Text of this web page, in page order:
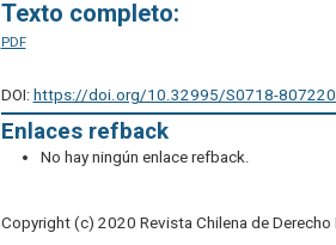
Texto completo:
PDF
DOI: https://doi.org/10.32995/S0718-
Enlaces refback
No hay ningún enlace refback.
Copyright (c) 2020 Revista Chilena de Derecho